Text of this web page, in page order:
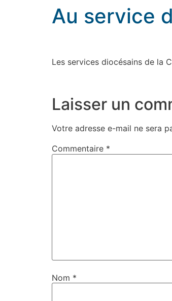
Au service
Les services diocésains de la
Laisser un
Votre adresse e-mail ne sera
Commentaire *
Nom *